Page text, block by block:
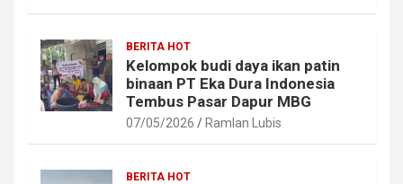
BERITA HOT
Kelompok budi daya ikan patin
binaan PT Eka Dura Indonesia
Tembus Pasar Dapur MBG
07/05/2026 Ramlan Lubis
BERITA HOT